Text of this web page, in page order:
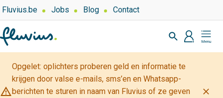
Overslaan
en
naar
de
inhoud
gaan
Top
navigation
Over
Fluvius.be Jobs Blog Contact
Zoeken
profiel
Mijn
Fluvius
warning_amber
Opgelet: oplichters proberen geld en informatie te
krijgen door valse e-mails, sms’en en Whatsapp-
berichten te sturen in naam van Fluvius of ze geven
close